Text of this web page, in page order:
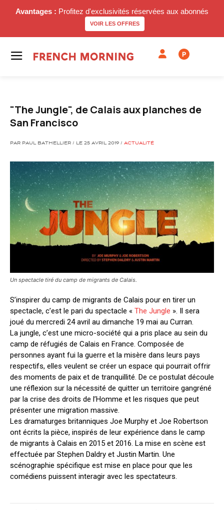
Avantages : Profitez d'exclusivités réservées aux abonnés
VOIR LES OFFRES
P
"The Jungle", de Calais aux planches de
San Francisco
PAR PAUL BATHELLIER / LE 25 AVRIL 2019 / ACTUALITÉ
Un spectacle tiré du camp de migrants de Calais.
S’inspirer du camp de migrants de Calais pour en tirer un
spectacle, c’est le pari du spectacle « The Jungle ». Il sera
joué du mercredi 24 avril au dimanche 19 mai au Curran.
La jungle, c’est une micro-société qui a pris place au sein du
camp de réfugiés de Calais en France. Composée de
personnes ayant fui la guerre et la misère dans leurs pays
respectifs, elles veulent se créer un espace qui pourrait offrir
des moments de paix et de tranquillité. De ce postulat découle
une réflexion sur la nécessité de quitter un territoire gangréné
par la crise des droits de l’Homme et les risques que peut
présenter une migration massive.
Les dramaturges britanniques Joe Murphy et Joe Robertson
ont écrits la pièce, inspirés de leur expérience dans le camp
de migrants à Calais en 2015 et 2016. La mise en scène est
effectuée par Stephen Daldry et Justin Martin. Une
scénographie spécifique est mise en place pour que les
comédiens puissent interagir avec les spectateurs.